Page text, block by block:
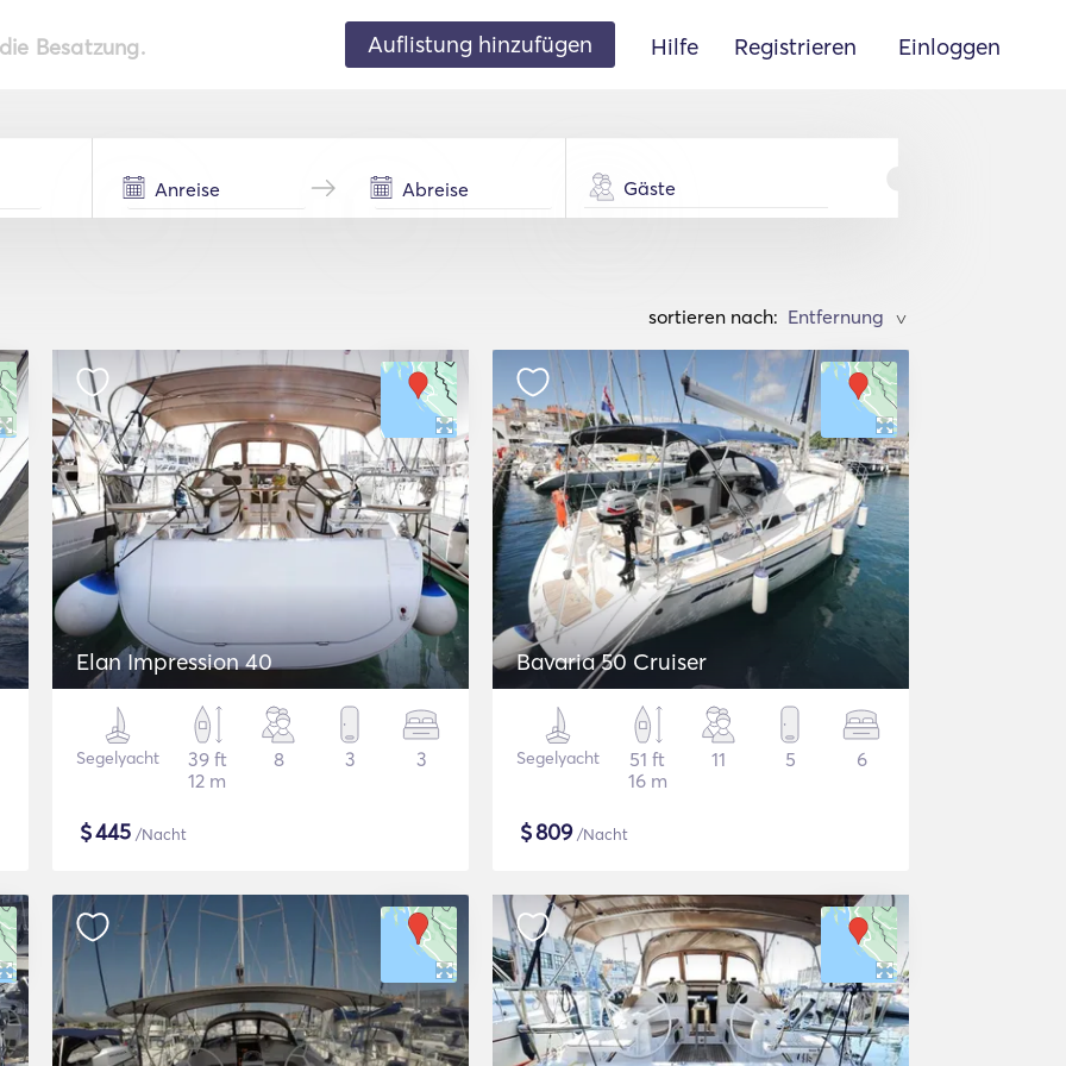
Besatzung. Auflistung hinzufügen Hilfe Registrieren Einloggen
Gäste
sortieren nach: >
Elan Impression 40
Segelyacht
39 ft
12 m
8 3 3
$445 /Nacht
Bavaria 50 Cruiser
Segelyacht
51 ft
16 m
11 5 6
$809/Nacht